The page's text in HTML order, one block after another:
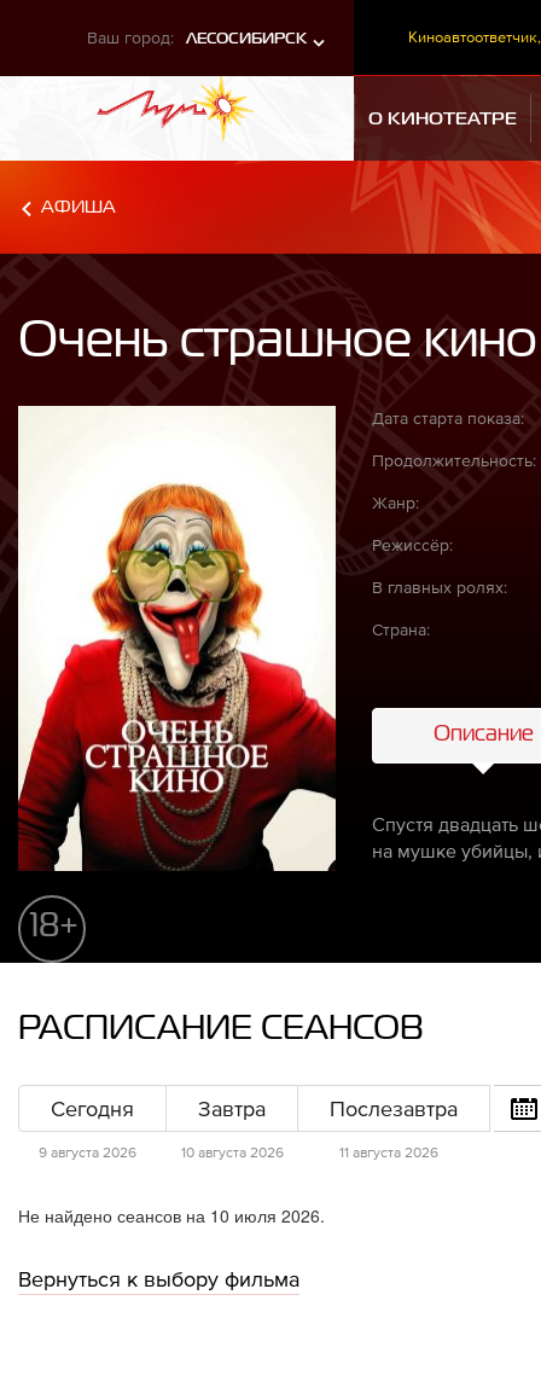
Ваш город: ЛЕСОСИБИРСК Киноавтоответчик,
О КИНОТЕАТРЕ
АФИША
Очень страшное
18+
Дата старта показа:
Продолжительность:
Жанр:
Режиссёр:
В главных ролях:
Страна:
Описание
Спустя двадцать
на мушке убийцы,
РАСПИСАНИЕ СЕАНСОВ
Сегодня
9 августа 2026
Завтра
10 августа 2026
Послезавтра
11 августа 2026
Не найдено сеансов на 10 июля 2026.
Вернуться к выбору фильма